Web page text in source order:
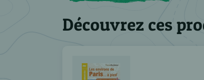
Découvrez ces